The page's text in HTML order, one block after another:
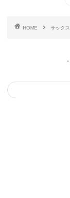
HOME サック